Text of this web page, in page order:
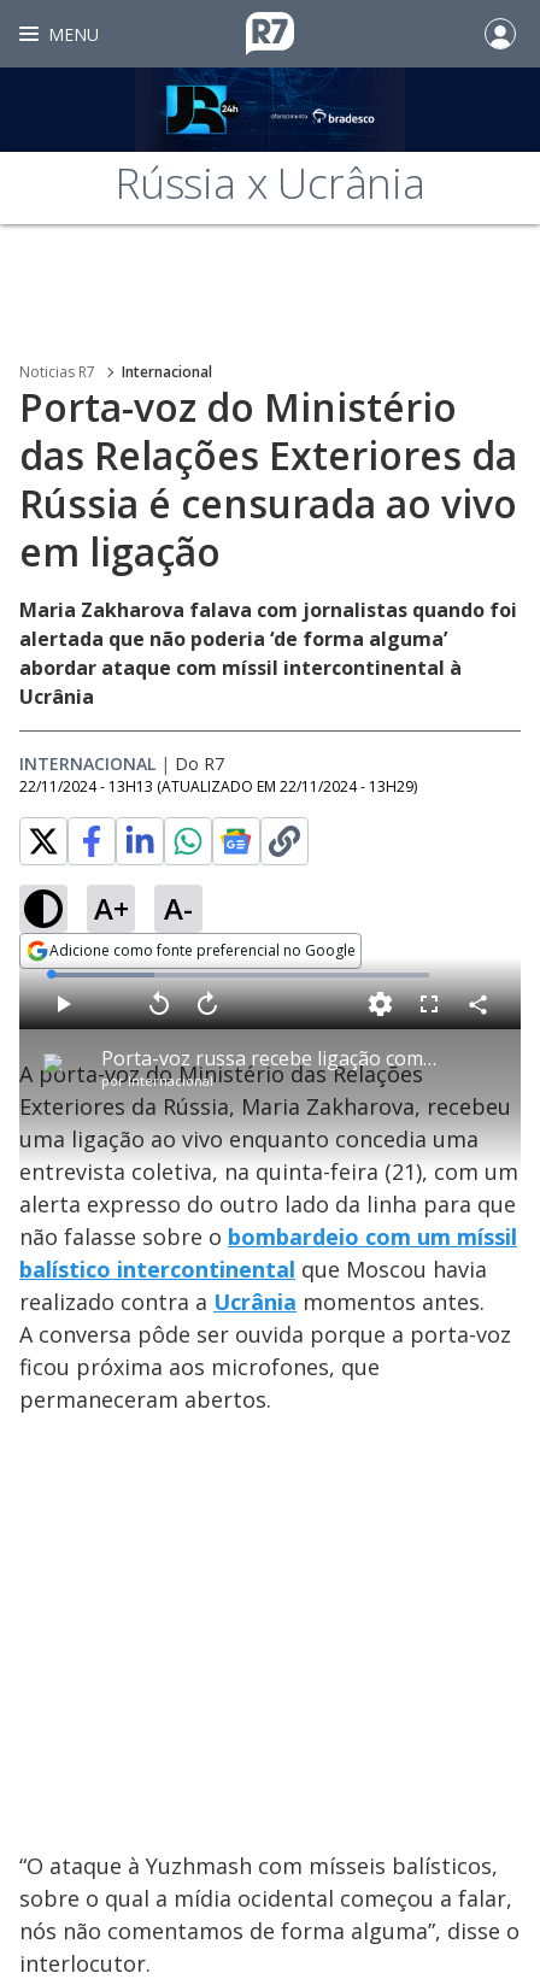
MENU
Rússia x Ucrânia
Noticias R7 Internacional
Porta-voz do Ministério
das Relações Exteriores da
Rússia é censurada ao vivo
em ligação
Maria Zakharova falava com jornalistas quando foi
alertada que não poderia ‘de forma alguma’
abordar ataque com míssil intercontinental à
Ucrânia
INTERNACIONAL | Do R7
22/11/2024 - 13H13 (ATUALIZADO EM 22/11/2024 - 13H29)
A+ A-
Adicione como fonte preferencial no Google
Opens in new window
P
l
a
y
V
i
Porta-voz russa recebe ligação com alerta para ficar calada sobre ataque
porInternacional
P V
t
a
r
1
e
g
n
d
s
A
n
ç
a
1
e
u
n
o
s
M
d
o
L
o
a
d
e
:
2
7
.
3
6
F
l
e
n
C
o
i
l
A porta-voz do Ministério das Relações
Exteriores da Rússia, Maria Zakharova, recebeu
uma ligação ao vivo enquanto concedia uma
entrevista coletiva, na quinta-feira (21), com um
alerta expresso do outro lado da linha para que
não falasse sobre o bombardeio com um míssil
balístico intercontinental que Moscou havia
realizado contra a Ucrânia momentos antes.
A conversa pôde ser ouvida porque a porta-voz
ficou próxima aos microfones, que
permaneceram abertos.
“O ataque à Yuzhmash com mísseis balísticos,
sobre o qual a mídia ocidental começou a falar,
nós não comentamos de forma alguma”, disse o
interlocutor.